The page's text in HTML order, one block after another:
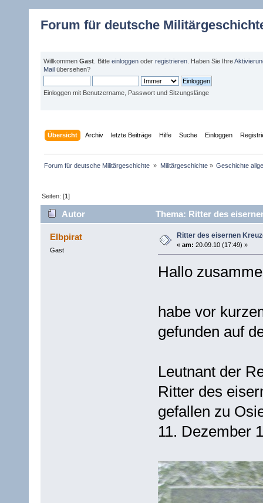
Forum für deutsche
Willkommen Gast . Bitte einloggen oder registrieren . Haben Sie Ihre
Mail übersehen?
Einloggen mit Benutzername, Passwort und Sitzungslänge
Übersicht Archiv letzte Beiträge Hilfe Suche Einloggen
Forum für deutsche Militärgeschichte » Militärgeschichte» Geschichte
Seiten: [1]
Autor Thema: Ritter des
Elbpirat
Gast
Ritter des eisernen
« am: 20.09.10 (17:49) »
Hallo
habe vor
gefunden auf
Leutnant der
Ritter des
gefallen zu
11. Dezember